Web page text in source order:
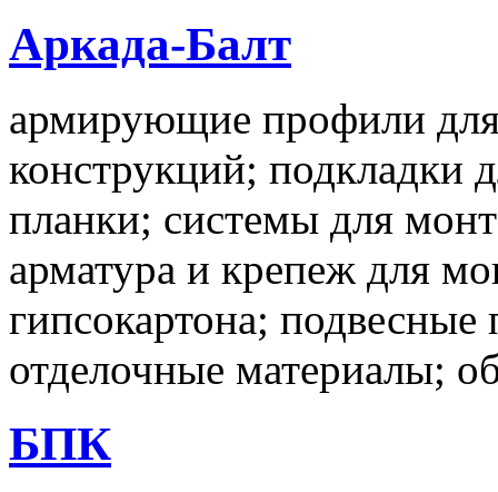
Аркада-Балт
армирующие профили
конструкций; подкладки
планки; системы для
арматура и крепеж для
гипсокартона; подвесные
отделочные материалы;
БПК